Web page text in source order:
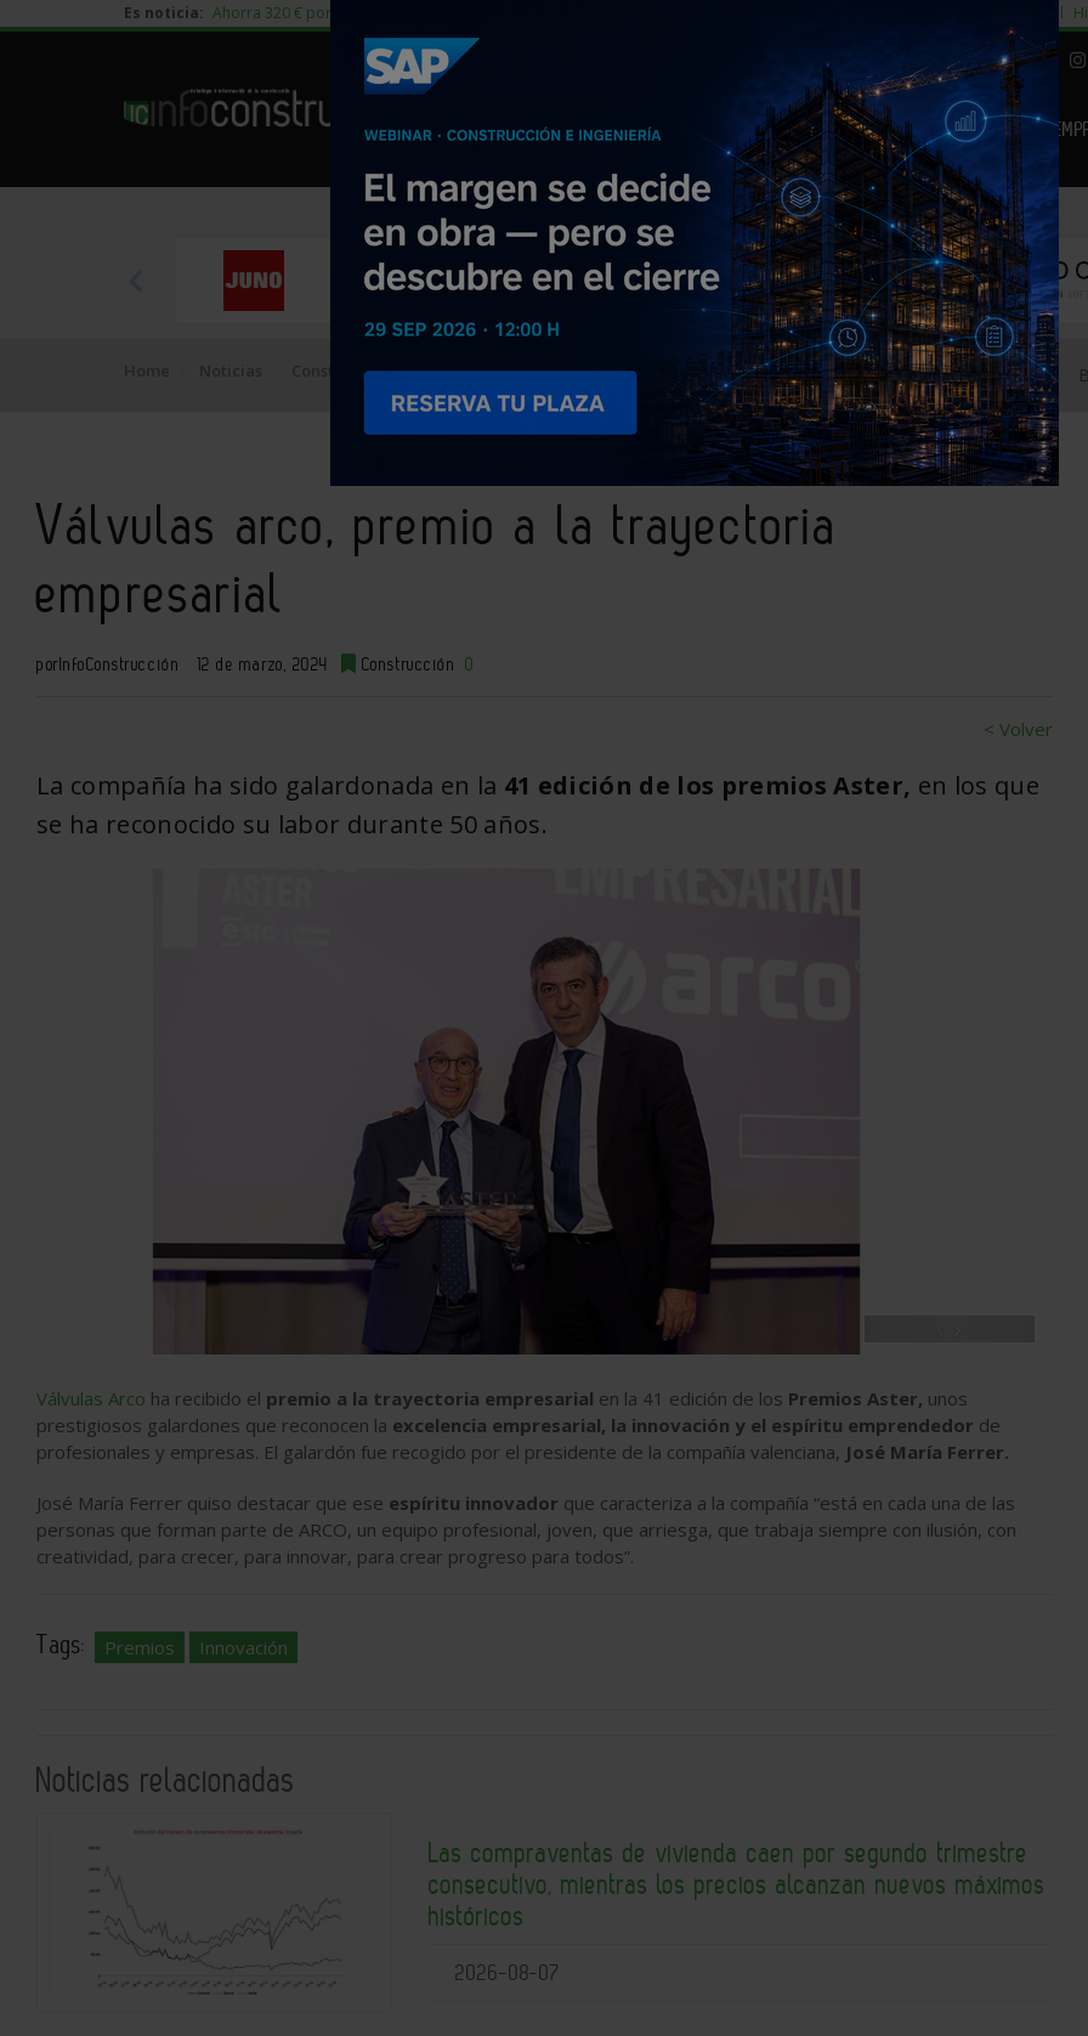
Es noticia: Ahorra 320 € por vivienda en edificación residencial 29% cambiar al alquiler temporal
|
NOTICIAS PRODUCTOS AGENDA ARTÍCULOS
EMPRESAS PREMIUM
Construcción Válvulas arco, premio a la trayectoria empresarial
Válvulas arco, premio a la trayectoria
empresarial
porInfoConstrucción 12 de marzo, 2024 Construcción 0
< Volver
La compañía ha sido galardonada en la 41 edición de los premios Aster, en los que
se ha reconocido su labor durante 50 años.
Válvulas Arco ha recibido el premio a la trayectoria empresarial en la 41 edición de los Premios Aster, unos
prestigiosos galardones que reconocen la excelencia empresarial, la innovación y el espíritu emprendedor de
profesionales y empresas. El galardón fue recogido por el presidente de la compañía valenciana, José María Ferrer.
José María Ferrer quiso destacar que ese espíritu innovador que caracteriza a la compañía “está en cada una de las
personas que forman parte de ARCO, un equipo profesional, joven, que arriesga, que trabaja siempre con ilusión, con
creatividad, para crecer, para innovar, para crear progreso para todos”.
Tags: Premios Innovación
Noticias relacionadas
Las compraventas de vivienda caen por segundo trimestre
consecutivo, mientras los precios alcanzan nuevos máximos
históricos
2026-08-07